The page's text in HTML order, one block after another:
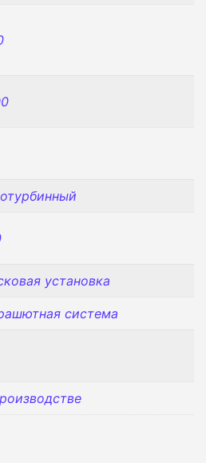
установка
система